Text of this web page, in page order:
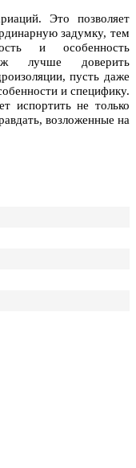
Это позволяет
задумку, тем
и особенность
лучше доверить
пусть даже
и специфику.
испортить не только
возложенные на